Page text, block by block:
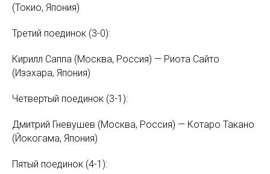
(Токио, Япония)
Третий поединок (3-0):
Кирилл Саппа (Москва, Россия) — Риота Сайто
(Изэхара, Япония)
Четвертый поединок (3-1):
Дмитрий Гневушев (Москва, Россия) — Котаро Такано
(Йокогама, Япония)
Пятый поединок (4-1):